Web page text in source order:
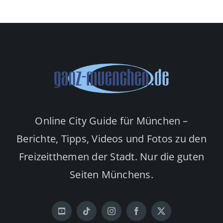
Online City Guide für München –
Berichte, Tipps, Videos und Fotos zu den
Freizeitthemen der Stadt. Nur die guten
Seiten Münchens.